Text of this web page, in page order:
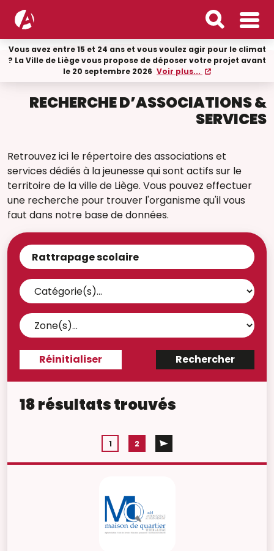
Vous avez entre 15 et 24 ans et vous voulez agir pour le climat
? La Ville de Liège vous propose de déposer votre projet avant
le 20 septembre 2026 Voir plus...
RECHERCHE D’ASSOCIATIONS &
SERVICES
Retrouvez ici le répertoire des associations et
services dédiés à la jeunesse qui sont actifs sur le
territoire de la ville de Liège. Vous pouvez effectuer
une recherche pour trouver l'organisme qu'il vous
faut dans notre base de données.
18 résultats trouvés
1 2